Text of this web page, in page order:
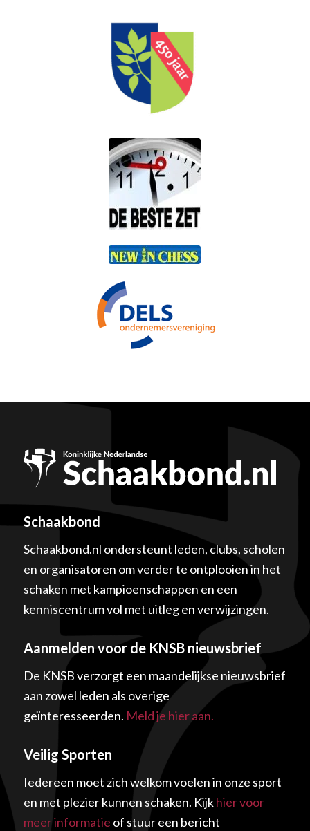
Schaakbond
Schaakbond.nl ondersteunt leden, clubs, scholen
en organisatoren om verder te ontplooien in het
schaken met kampioenschappen en een
kenniscentrum vol met uitleg en verwijzingen.
Aanmelden voor de KNSB nieuwsbrief
De KNSB verzorgt een maandelijkse nieuwsbrief
aan zowel leden als overige
geïnteresseerden. Meld je hier aan.
Veilig Sporten
Iedereen moet zich welkom voelen in onze sport
en met plezier kunnen schaken. Kijkhier voor
meer informatie of stuur een bericht